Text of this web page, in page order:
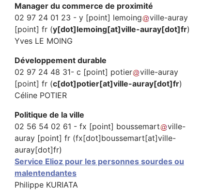
Manager du commerce de proximité
02 97 24 01 23 - y [point] lemoing
ville-auray
[point] fr (y[dot]lemoing[at]ville-auray[dot]fr)
Yves LE MOING
Développement durable
02 97 24 48 31- c [point] potier
ville-auray
[point] fr (c[dot]potier[at]ville-auray[dot]fr)
Céline POTIER
Politique de la ville
02 56 54 02 61 - fx [point] boussemart
ville-
auray [point] fr (fx[dot]boussemart[at]ville-
auray[dot]fr)
Service Elioz pour les personnes sourdes ou
malentendantes
Philippe KURIATA